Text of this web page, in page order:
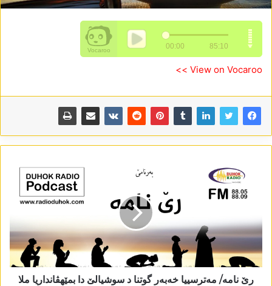
View on Vocaroo >>
رێ نامە/ مەترسییا خەبەر گوتنا د سوشیالێ دا بمێھڤانداریا ملا